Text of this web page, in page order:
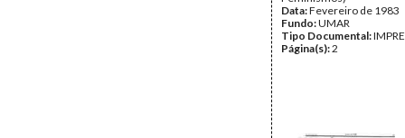
Data:Fevereiro de 1983
Fundo:UMAR
Tipo Documental:
Página(s):2